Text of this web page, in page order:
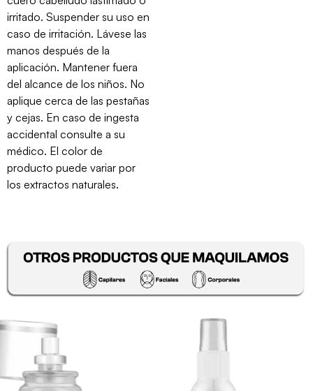
irritado. Suspender su uso en
caso de irritación. Lávese las
manos después de la
aplicación. Mantener fuera
del alcance de los niños. No
aplique cerca de las pestañas
y cejas. En caso de ingesta
accidental consulte a su
médico. El color de
producto puede variar por
los extractos naturales.